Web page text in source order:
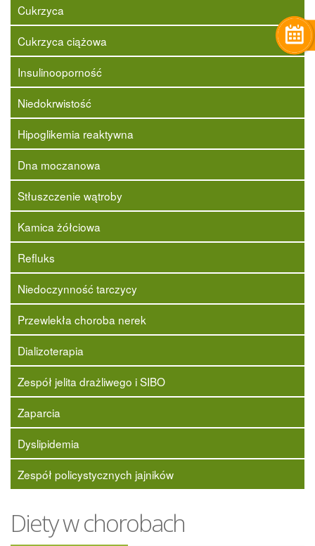
Cukrzyca
Cukrzyca ciążowa
Insulinooporność
Niedokrwistość
Hipoglikemia reaktywna
Dna moczanowa
Stłuszczenie wątroby
Kamica żółciowa
Refluks
Niedoczynność tarczycy
Przewlekła choroba nerek
Dializoterapia
Zespół jelita drażliwego i SIBO
Zaparcia
Dyslipidemia
Zespół policystycznych jajników
Diety w chorobach